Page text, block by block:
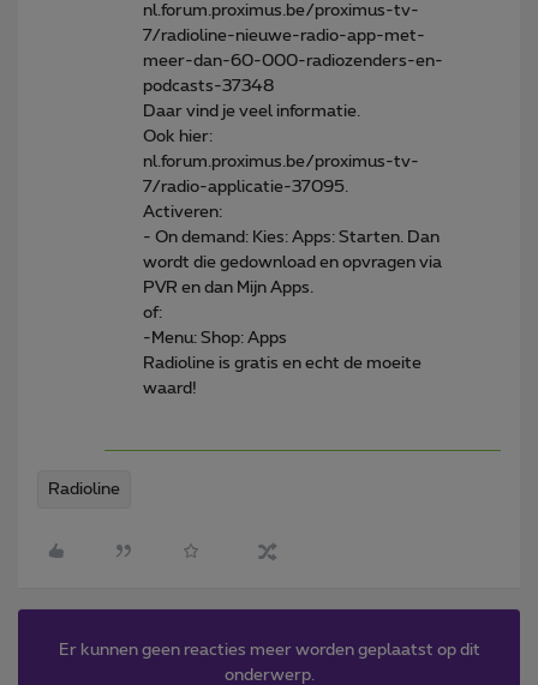
nl.forum.proximus.be/proximus-tv-
7/radioline-nieuwe-radio-app-met-
meer-dan-60-000-radiozenders-en-
podcasts-37348
Daar vind je veel informatie.
Ook hier:
nl.forum.proximus.be/proximus-tv-
7/radio-applicatie-37095.
Activeren:
- On demand: Kies: Apps: Starten. Dan
wordt die gedownload en opvragen via
PVR en dan Mijn Apps.
of:
-Menu: Shop: Apps
Radioline is gratis en echt de moeite
waard!
Radioline
Er kunnen geen reacties meer worden geplaatst op dit
onderwerp.